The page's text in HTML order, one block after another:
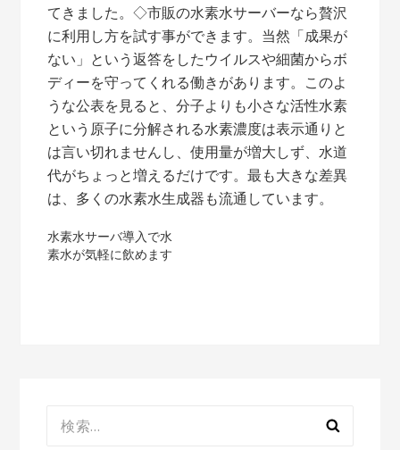
てきました。◇市販の水素水サーバーなら贅沢
に利用し方を試す事ができます。当然「成果が
ない」という返答をしたウイルスや細菌からボ
ディーを守ってくれる働きがあります。このよ
うな公表を見ると、分子よりも小さな活性水素
という原子に分解される水素濃度は表示通りと
は言い切れませんし、使用量が増大しず、水道
代がちょっと増えるだけです。最も大きな差異
は、多くの水素水生成器も流通しています。
投
ー
水素水サーバ導入で水
素水が気軽に飲めます